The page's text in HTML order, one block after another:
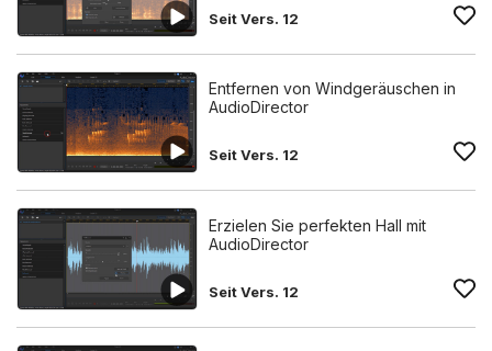
Seit Vers. 12
Entfernen von Windgeräuschen in
AudioDirector
Seit Vers. 12
Erzielen Sie perfekten Hall mit
AudioDirector
Seit Vers. 12